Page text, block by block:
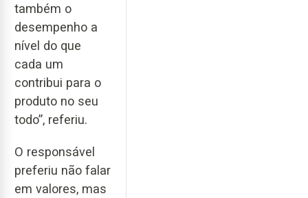
também o
desempenho a
nível do que
cada um
contribui para o
produto no seu
todo”, referiu.
O responsável
preferiu não falar
em valores, mas